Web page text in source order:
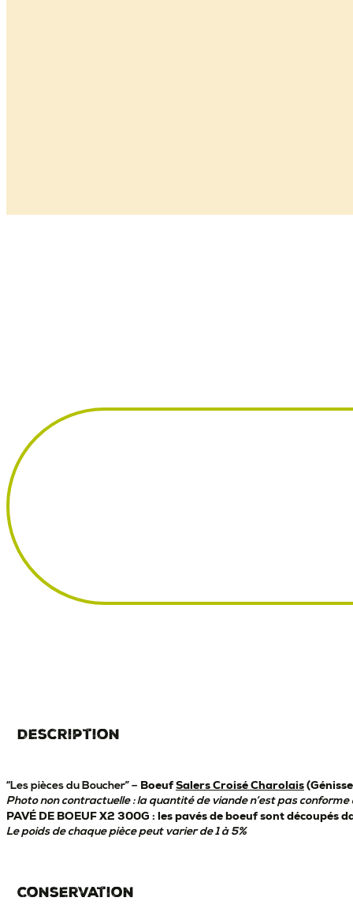
Description
“Les pièces du Boucher” – BoeufSalers Croisé Charolais
Photo non contractuelle : la quantité de viande n’est pas conforme
PAVÉ DE BOEUF X2 300G : les pavés de boeuf sont découpés
Le poids de chaque pièce peut varier de 1 à 5%
Conservation